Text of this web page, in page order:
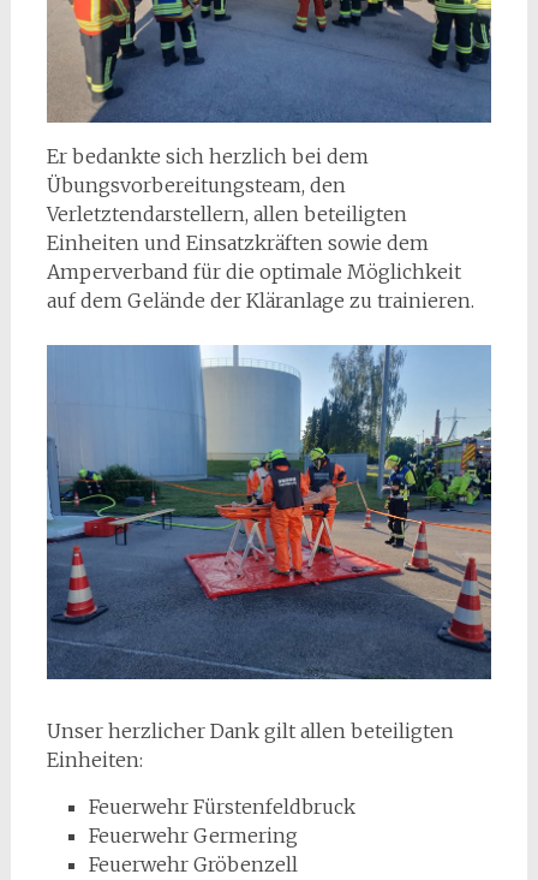
Er bedankte sich herzlich bei dem
Übungsvorbereitungsteam, den
Verletztendarstellern, allen beteiligten
Einheiten und Einsatzkräften sowie dem
Amperverband für die optimale Möglichkeit
auf dem Gelände der Kläranlage zu trainieren.
Unser herzlicher Dank gilt allen beteiligten
Einheiten:
Feuerwehr Fürstenfeldbruck
Feuerwehr Germering
Feuerwehr Gröbenzell